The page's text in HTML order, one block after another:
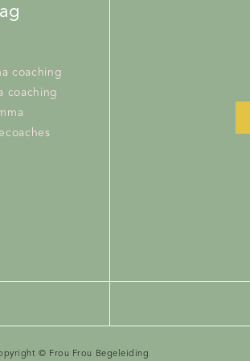
voelen. Het tegendeel is waar: je
moeite met het moederschap en
meteen helemaal fantastisch
Alle nieuwe dingen die je moet
waardoor je amper nog
een onbewaakt ogenblik van de
Dit is heel vervelend, maar het
met jezelf te veroordelen en wees lief
van het moederschap?Dit is een veel
© Frou Frou Begeleiding
coaching
coaching